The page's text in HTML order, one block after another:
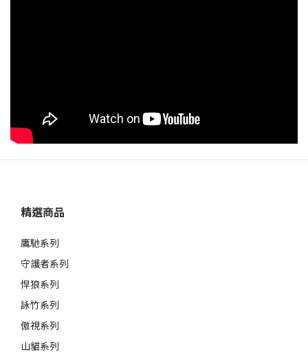
精選商品
鷹馳系列
守護者系列
悍狼系列
詠竹系列
傲視系列
山貓系列